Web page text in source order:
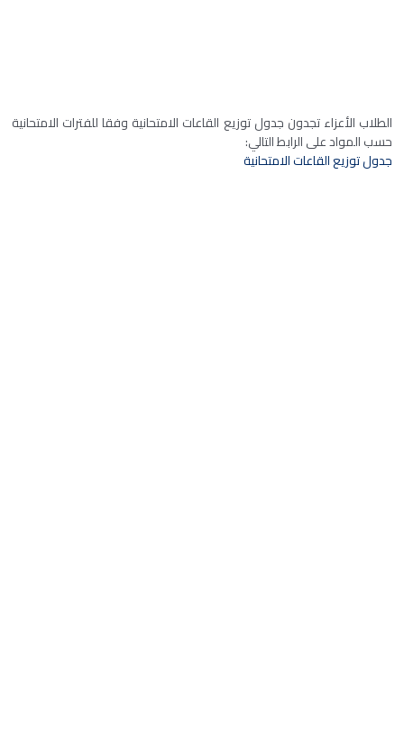
الطلاب الأعزاء تجدون جدول توزيع القاعات الامتحانية وفقا للفترات الامتحانية
حسب المواد على الرابط التالي:
جدول توزيع القاعات الامتحانية